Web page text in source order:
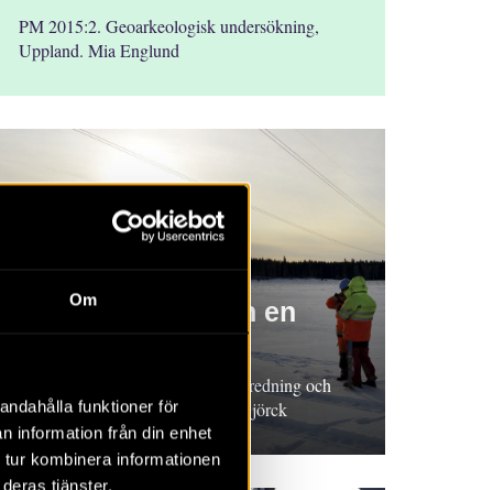
Om
funktioner för
information från din enhet
kombinera informationen
tjänster.
PM 2015:2. Geoarkeologisk undersökning,
Uppland. Mia Englund
Ett träföremål från en
Rapport 2015:93. Arkeologisk utredning och
undersökning, Uppland. Niclas Björck